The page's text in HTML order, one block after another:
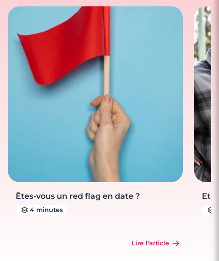
Êtes-vous un red flag en date ?
4 minutes
Lire l'article
Et